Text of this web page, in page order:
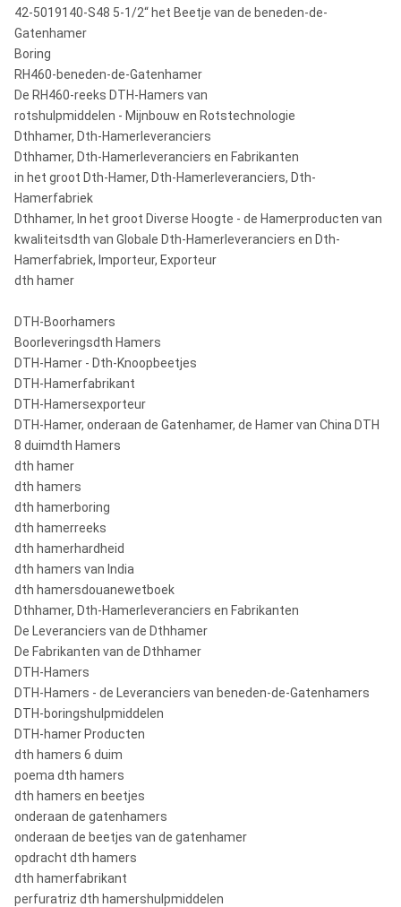
42-5019140-S48 5-1/2“ het Beetje van de beneden-de-
Gatenhamer
Boring
RH460-beneden-de-Gatenhamer
De RH460-reeks DTH-Hamers van
rotshulpmiddelen - Mijnbouw en Rotstechnologie
Dthhamer, Dth-Hamerleveranciers
Dthhamer, Dth-Hamerleveranciers en Fabrikanten
in het groot Dth-Hamer, Dth-Hamerleveranciers, Dth-
Hamerfabriek
Dthhamer, In het groot Diverse Hoogte - de Hamerproducten van
kwaliteitsdth van Globale Dth-Hamerleveranciers en Dth-
Hamerfabriek, Importeur, Exporteur
dth hamer
DTH-Boorhamers
Boorleveringsdth Hamers
DTH-Hamer - Dth-Knoopbeetjes
DTH-Hamerfabrikant
DTH-Hamersexporteur
DTH-Hamer, onderaan de Gatenhamer, de Hamer van China DTH
8 duimdth Hamers
dth hamer
dth hamers
dth hamerboring
dth hamerreeks
dth hamerhardheid
dth hamers van India
dth hamersdouanewetboek
Dthhamer, Dth-Hamerleveranciers en Fabrikanten
De Leveranciers van de Dthhamer
De Fabrikanten van de Dthhamer
DTH-Hamers
DTH-Hamers - de Leveranciers van beneden-de-Gatenhamers
DTH-boringshulpmiddelen
DTH-hamer Producten
dth hamers 6 duim
poema dth hamers
dth hamers en beetjes
onderaan de gatenhamers
onderaan de beetjes van de gatenhamer
opdracht dth hamers
dth hamerfabrikant
perfuratriz dth hamershulpmiddelen